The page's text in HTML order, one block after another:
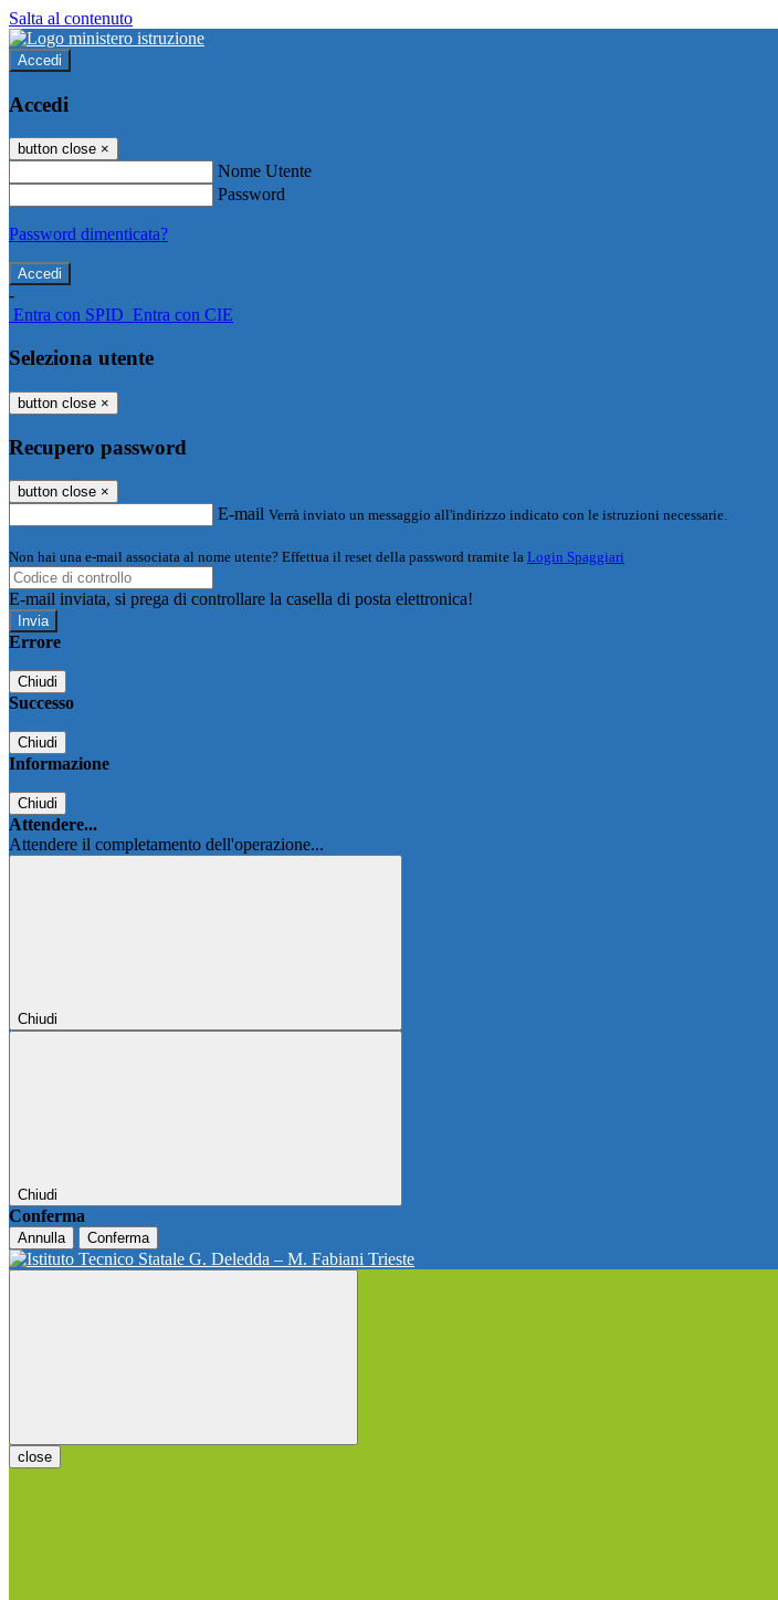
Salta al contenuto
Accedi
Accedi
button close ×
Nome Utente
Password
Password dimenticata?
-
Entra con SPID Entra con CIE
Seleziona utente
button close ×
Recupero password
button close ×
E-mail Verrà inviato un messaggio all'indirizzo indicato con le istruzioni necessarie.
Non hai una e-mail associata al nome utente? Effettua il reset della password tramite la Login Spaggiari
E-mail inviata, si prega di controllare la casella di posta elettronica!
Errore
Chiudi
Successo
Chiudi
Informazione
Chiudi
Attendere...
Attendere il completamento dell'operazione...
Chiudi
Chiudi
Conferma
Annulla Conferma
close